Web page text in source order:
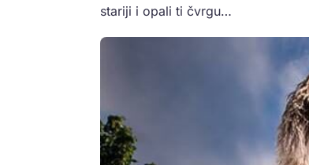
stariji i opali ti čvrgu…